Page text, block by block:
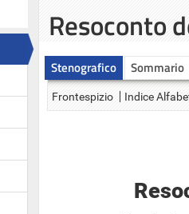
Resoconto
Stenografico Sommario
Frontespizio Indice